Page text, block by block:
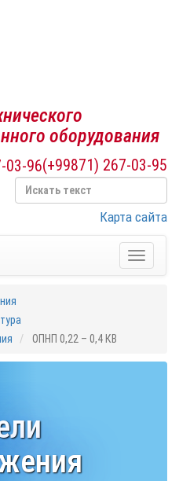
оборудования
(+99871) 267-03-95
03-96
Карта сайта
Toggle
ОПНП 0,22 – 0,4 КВ